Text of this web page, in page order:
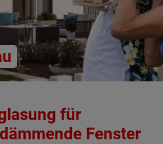
für
Fenster